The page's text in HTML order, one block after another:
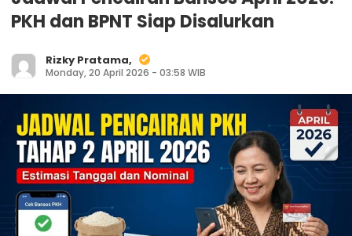
PKH dan BPNT Siap Disalurkan
Rizky Pratama,
Monday, 20 April 2026 - 03:58 WIB